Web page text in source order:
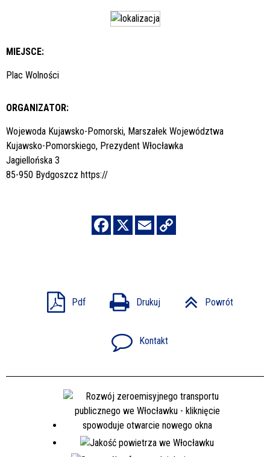
MIEJSCE:
Plac Wolności
ORGANIZATOR:
Wojewoda Kujawsko-Pomorski, Marszałek Województwa
Kujawsko-Pomorskiego, Prezydent Włocławka
Jagiellońska 3
85-950 Bydgoszcz https://
Pdf Drukuj Powrót
Kontakt